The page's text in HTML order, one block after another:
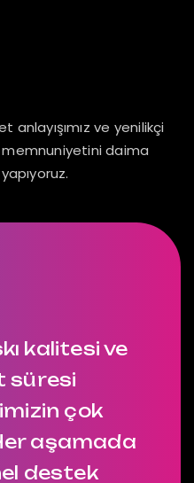
anlayışımız ve yenilikçi
daima
kalitesi ve
süresi
çok
aşamada
destek